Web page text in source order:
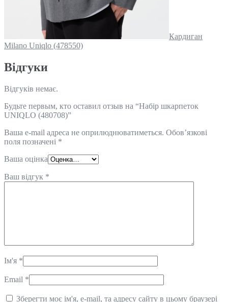
Кардиган
Milano Uniqlo (478550)
Відгуки
Відгуків немає.
Будьте первым, кто оставил отзыв на “Набір шкарпеток
UNIQLO (480708)”
Ваша e-mail адреса не оприлюднюватиметься. Обов’язкові
поля позначені *
Ваша оцінка
Ваш відгук *
Ім'я *
Email *
Зберегти моє ім'я, e-mail, та адресу сайту в цьому браузері